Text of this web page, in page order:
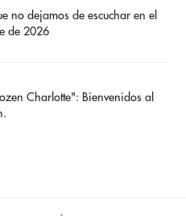
no dejamos de escuchar en el
de 2026
Charlotte": Bienvenidos al